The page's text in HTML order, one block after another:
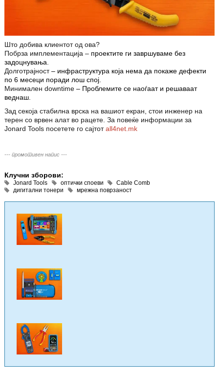
Што добива клиентот од ова?
Побрза имплементација – проектите ги завршуваме без
задоцнувања.
Долготрајност – инфраструктура која нема да покаже дефекти
по 6 месеци поради лош спој.
Минимален downtime – Проблемите се наоѓаат и решаваат
веднаш.
Зад секоја стабилна врска на вашиот екран, стои инженер на
терен со врвен алат во рацете. За повеќе информации за
Jonard Tools посетете го сајтотall4net.mk
--- промотивен напис ---
Клучни зборови:
Jonard Tools оптички споеви
Cable Comb
дигитални тонери
мрежна поврзаност